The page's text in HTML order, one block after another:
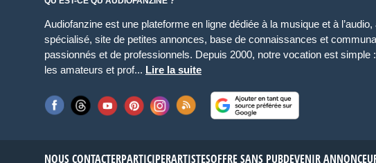
Audiofanzine est une plateforme en ligne dédiée à la musique et à
spécialisé, site de petites annonces, base de connaissances et
passionnés et de professionnels. Depuis 2000, notre vocation est simple
les amateurs et prof... Lire la suite
NOUS CONTACTERPARTICIPERARTISTESOFFRE SANS PUBDEVENIR